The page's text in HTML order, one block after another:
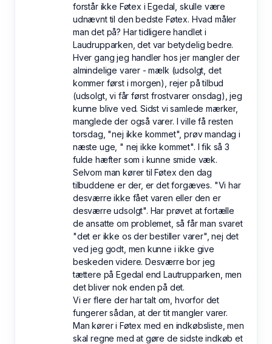
forstår ikke Føtex i Egedal, skulle være
udnævnt til den bedste Føtex. Hvad måler
man det på? Har tidligere handlet i
Laudrupparken, det var betydelig bedre.
Hver gang jeg handler hos jer mangler der
almindelige varer - mælk (udsolgt, det
kommer først i morgen), rejer på tilbud
(udsolgt, vi får først frostvarer onsdag), jeg
kunne blive ved. Sidst vi samlede mærker,
manglede der også varer. I ville få resten
torsdag, "nej ikke kommet", prøv mandag i
næste uge, " nej ikke kommet". I fik så 3
fulde hæfter som i kunne smide væk.
Selvom man kører til Føtex den dag
tilbuddene er der, er det forgæves. "Vi har
desværre ikke fået varen eller den er
desværre udsolgt". Har prøvet at fortælle
de ansatte om problemet, så får man svaret
"det er ikke os der bestiller varer", nej det
ved jeg godt, men kunne i ikke give
beskeden videre. Desværre bor jeg
tættere på Egedal end Lautrupparken, men
det bliver nok enden på det.
Vi er flere der har talt om, hvorfor det
fungerer sådan, at der tit mangler varer.
Man kører i Føtex med en indkøbsliste, men
skal regne med at gøre de sidste indkøb et